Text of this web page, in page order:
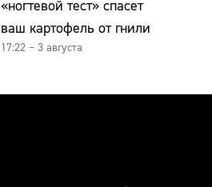
«ногтевой тест» спасет
ваш картофель от гнили
17:22 – 3 августа